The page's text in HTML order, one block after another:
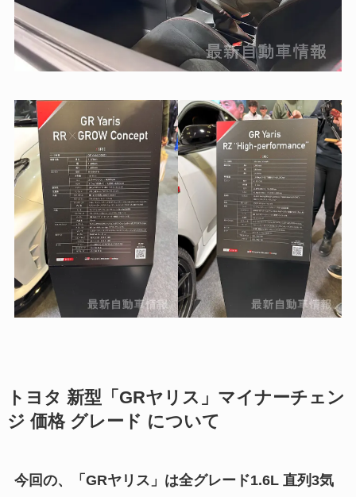
トヨタ 新型「GRヤリス」マイナーチェン
ジ 価格 グレード について
今回の、「GRヤリス」は全グレード1.6L 直列3気